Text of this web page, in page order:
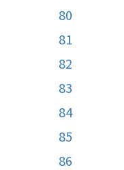
80
81
82
83
84
85
86